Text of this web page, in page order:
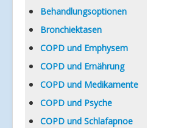
Behandlungsoptionen
Bronchiektasen
COPD und Emphysem
COPD und Ernährung
COPD und Medikamente
COPD und Psyche
COPD und Schlafapnoe